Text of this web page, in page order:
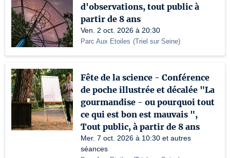
d'observations, tout public à
partir de 8 ans
Ven. 2 oct. 2026 à 20:30
Parc Aux Etoiles (Triel sur Seine)
Fête de la science - Conférence
de poche illustrée et décalée "La
gourmandise - ou pourquoi tout
ce qui est bon est mauvais ",
Tout public, à partir de 8 ans
Mer. 7 oct. 2026 à 10:30 et autres
séances